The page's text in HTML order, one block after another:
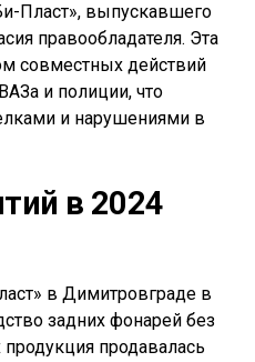
Пласт», выпускавшего
правообладателя. Эта
совместных действий
и полиции, что
и нарушениями в
в 2024
в Димитровграде в
задних фонарей без
продавалась